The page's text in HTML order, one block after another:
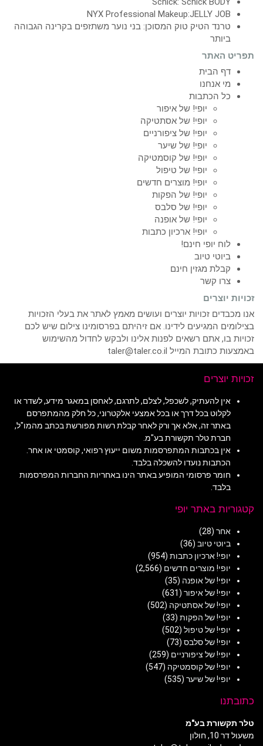
NYX Professional Makeup:JELLY JOB
טרנד הטיק טוק המסוכן: בני נוער משתזפים בקרינה הגבוהה
ביותר
תפריט האתר
דף הבית
מי אנחנו
כל הכתבות
יופי! של איפור
יופי! של אסתטיקה
יופי! של ציפורניים
יופי! של שיער
יופי! של קוסמטיקה
יופי! של טיפול
יופי! מוצרים חדשים
יופי! של הפקות
יופי! של סלבס
יופי! של אופנה
יופי! ארכיון כתבות
לוח יופי חינם!
ביוטי טיוב
קבלת מגזין חינם
צרו קשר
זכויות יוצרים
אנו מכבדים זכויות יוצרים ועושים מאמץ לאתר את בעלי הזכויות
בצילומים המגיעים לידינו. אם זיהיתם בפרסומינו צילום שיש לכם
זכויות בו, אתם רשאים לפנות אלינו ולבקש לחדול מהשימוש
באמצעות כתובת המייל taler@taler.co.il
זכויות יוצרים
אין להעתיק, לשכפל, לצלם, לתרגם, לאחסן במאגר מידע, לשדר או
לקלוט בכל דרך או בכל אמצעי אלקטרוני, כל חלק מהמתפרסם
באתר זה, אלא אך ורק לאחר קבלת רשות מפורשת בכתב מהמו"ל,
חברת טלר תקשורת בע"מ.
אין בכתבות המתפרסמות משום ייעוץ רפואי, קוסמטי או אחר.
הכתבות נועדו להשכלה בלבד.
חומר פרסומי המופיע באתר הינו באחריות החברות המפרסמות
בלבד.
קטגוריות באתר יופי
אחר (28)
ביוטי טיוב (36)
יופי! ארכיון כתבות (954)
יופי! מוצרים חדשים (2,566)
יופי! של אופנה (35)
יופי! של איפור (631)
יופי! של אסתטיקה (502)
יופי! של הפקות (33)
יופי! של טיפול (502)
יופי! של סלבס (73)
יופי! של ציפורניים (259)
יופי! של קוסמטיקה (547)
יופי! של שיער (535)
כתובתנו
טלר תקשורת בע"מ
משעול דר 10, חולון